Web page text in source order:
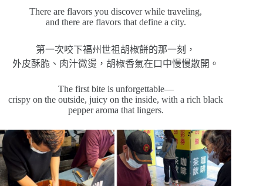
There are flavors you discover while traveling,
and there are flavors that define a city.
第一次咬下福州世祖胡椒餅的那一刻，
外皮酥脆、肉汁微燙，胡椒香氣在口中慢慢散開。
The first bite is unforgettable—
crispy on the outside, juicy on the inside, with a rich black
pepper aroma that lingers.